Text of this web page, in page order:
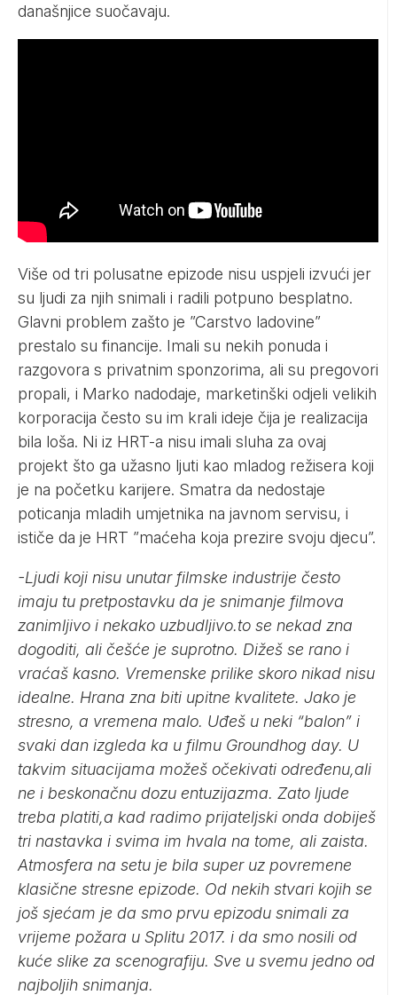
današnjice suočavaju.
Više od tri polusatne epizode nisu uspjeli izvući jer
su ljudi za njih snimali i radili potpuno besplatno.
Glavni problem zašto je ”Carstvo ladovine”
prestalo su financije. Imali su nekih ponuda i
razgovora s privatnim sponzorima, ali su pregovori
propali, i Marko nadodaje, marketinški odjeli velikih
korporacija često su im krali ideje čija je realizacija
bila loša. Ni iz HRT-a nisu imali sluha za ovaj
projekt što ga užasno ljuti kao mladog režisera koji
je na početku karijere. Smatra da nedostaje
poticanja mladih umjetnika na javnom servisu, i
ističe da je HRT ”maćeha koja prezire svoju djecu”.
-Ljudi koji nisu unutar filmske industrije često
imaju tu pretpostavku da je snimanje filmova
zanimljivo i nekako uzbudljivo.to se nekad zna
dogoditi, ali češće je suprotno. Dižeš se rano i
vraćaš kasno. Vremenske prilike skoro nikad nisu
idealne. Hrana zna biti upitne kvalitete. Jako je
stresno, a vremena malo. Uđeš u neki “balon” i
svaki dan izgleda ka u filmu Groundhog day. U
takvim situacijama možeš očekivati određenu,ali
ne i beskonačnu dozu entuzijazma. Zato ljude
treba platiti,a kad radimo prijateljski onda dobiješ
tri nastavka i svima im hvala na tome, ali zaista.
Atmosfera na setu je bila super uz povremene
klasične stresne epizode. Od nekih stvari kojih se
još sjećam je da smo prvu epizodu snimali za
vrijeme požara u Splitu 2017. i da smo nosili od
kuće slike za scenografiju. Sve u svemu jedno od
najboljih snimanja.